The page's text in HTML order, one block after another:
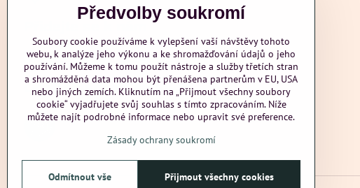
Facebook Instagram Youtube
Odstoupení od smlouvy
Předvolby soukromí
Soubory cookie používáme k vylepšení vaší návštěvy tohoto
webu, k analýze jeho výkonu a ke shromažďování údajů o jeho
používání. Můžeme k tomu použít nástroje a služby třetích stran
a shromážděná data mohou být přenášena partnerům v EU, USA
nebo jiných zemích. Kliknutím na „Přijmout všechny soubory
cookie“ vyjadřujete svůj souhlas s tímto zpracováním. Níže
můžete najít podrobné informace nebo upravit své preference.
Zásady ochrany soukromí
Přijmout všechny cookies
Odmítnout vše